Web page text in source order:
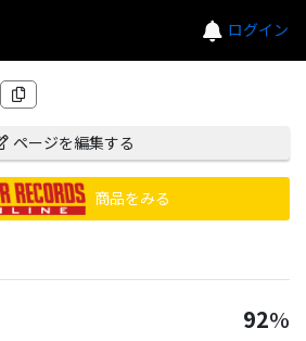
ログイン
ページを編集する
商品をみる
92%